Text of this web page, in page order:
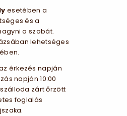
esetében a
és a
a szobát.
lehetséges
érkezés napján
napján 10:00
zárt őrzött
foglalás